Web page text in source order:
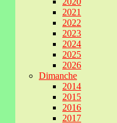
2021
2022
2023
2024
2025
2026
Dimanche
2014
2015
2016
2017